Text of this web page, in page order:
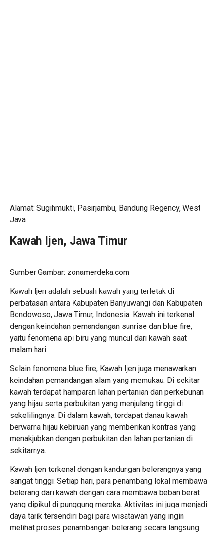
Alamat: Sugihmukti, Pasirjambu, Bandung Regency, West
Java
Kawah Ijen, Jawa Timur
Sumber Gambar: zonamerdeka.com
Kawah Ijen adalah sebuah kawah yang terletak di
perbatasan antara Kabupaten Banyuwangi dan Kabupaten
Bondowoso, Jawa Timur, Indonesia. Kawah ini terkenal
dengan keindahan pemandangan sunrise dan blue fire,
yaitu fenomena api biru yang muncul dari kawah saat
malam hari.
Selain fenomena blue fire, Kawah Ijen juga menawarkan
keindahan pemandangan alam yang memukau. Di sekitar
kawah terdapat hamparan lahan pertanian dan perkebunan
yang hijau serta perbukitan yang menjulang tinggi di
sekelilingnya. Di dalam kawah, terdapat danau kawah
berwarna hijau kebiruan yang memberikan kontras yang
menakjubkan dengan perbukitan dan lahan pertanian di
sekitarnya.
Kawah Ijen terkenal dengan kandungan belerangnya yang
sangat tinggi. Setiap hari, para penambang lokal membawa
belerang dari kawah dengan cara membawa beban berat
yang dipikul di punggung mereka. Aktivitas ini juga menjadi
daya tarik tersendiri bagi para wisatawan yang ingin
melihat proses penambangan belerang secara langsung.